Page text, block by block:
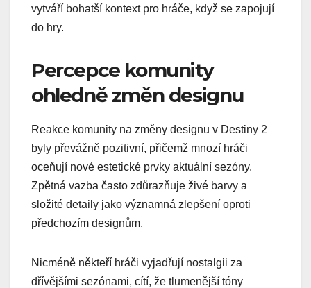
vytváří bohatší kontext pro hráče, když se zapojují
do hry.
Percepce komunity
ohledně změn designu
Reakce komunity na změny designu v Destiny 2
byly převážně pozitivní, přičemž mnozí hráči
oceňují nové estetické prvky aktuální sezóny.
Zpětná vazba často zdůrazňuje živé barvy a
složité detaily jako významná zlepšení oproti
předchozím designům.
Nicméně někteří hráči vyjadřují nostalgii za
dřívějšími sezónami, cítí, že tlumenější tóny